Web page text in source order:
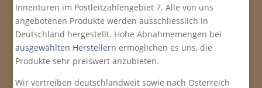
Innentüren im Post­leit­zahlen­gebiet 7. Alle von uns
angebotenen Produkte werden ausschliesslich in
Deutschland hergestellt. Hohe Abnahmemengen bei
ausgewählten Herstellern ermöglichen es uns, die
Produkte sehr preiswert anzubieten.
Wir vertreiben deutschlandweit sowie nach Österreich